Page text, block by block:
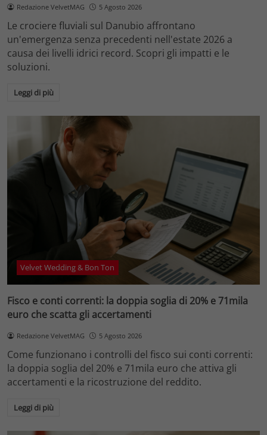
Redazione VelvetMAG 5 Agosto 2026
Le crociere fluviali sul Danubio affrontano
un'emergenza senza precedenti nell'estate 2026 a
causa dei livelli idrici record. Scopri gli impatti e le
soluzioni.
Leggi di più
Velvet Wedding & Bon Ton
Fisco e conti correnti: la doppia soglia di 20% e 71mila
euro che scatta gli accertamenti
Redazione VelvetMAG 5 Agosto 2026
Come funzionano i controlli del fisco sui conti correnti:
la doppia soglia del 20% e 71mila euro che attiva gli
accertamenti e la ricostruzione del reddito.
Leggi di più